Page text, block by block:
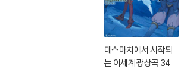
데스마치에서 시작되
는 이세계 광상곡 34